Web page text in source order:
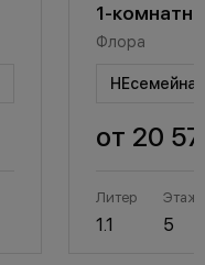
1-
Флора
от 20
Литер
1.1
Этаж
5